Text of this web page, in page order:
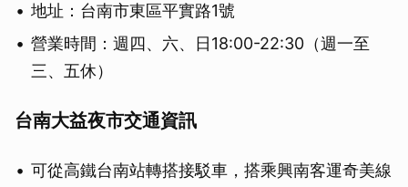
地址：台南市東區平實路1號
營業時間：週四、六、日18:00-22:30（週一至
三、五休）
台南大益夜市交通資訊
可從高鐵台南站轉搭接駁車，搭乘興南客運奇美線